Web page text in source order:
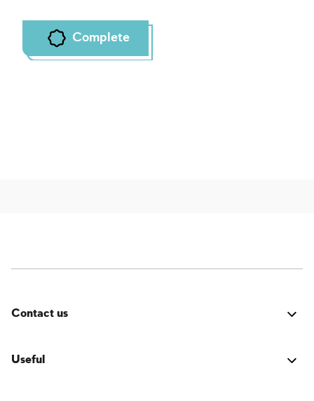
Complete
Contact us
Useful